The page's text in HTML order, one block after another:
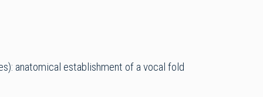
anatomical establishment of a vocal fold